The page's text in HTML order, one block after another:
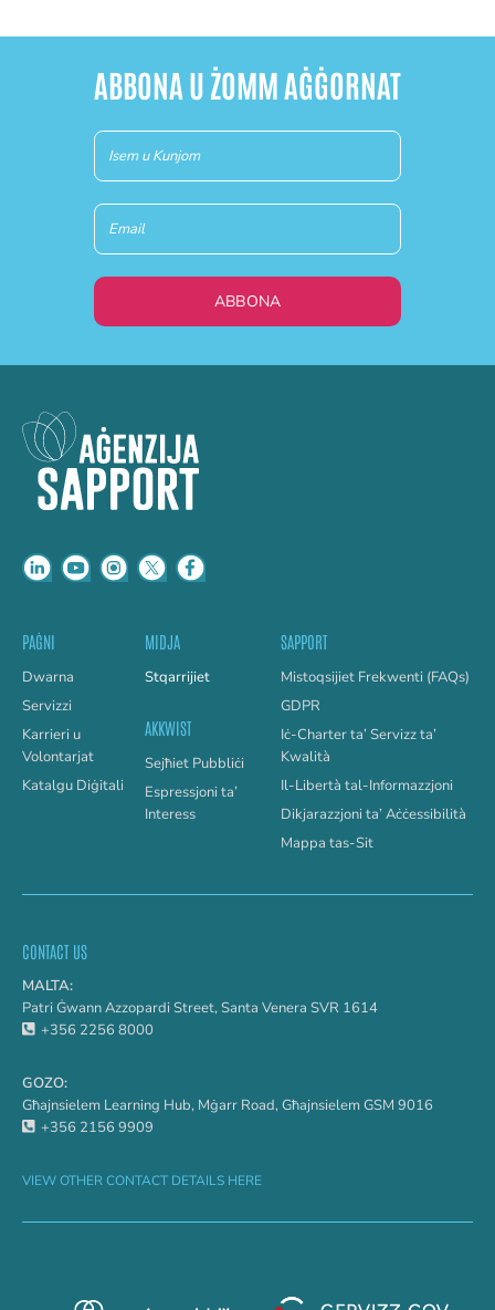
ABBONA U ŻOMM AĠĠORNAT
Newsletter
(MT)
ABBONA
PAĠNI
Dwarna
Servizzi
Karrieri u
Volontarjat
Katalgu Diġitali
MIDJA
Stqarrijiet
AKKWIST
Sejħiet Pubbliċi
Espressjoni ta’
Interess
SAPPORT
Mistoqsijiet Frekwenti (FAQs)
GDPR
Iċ-Charter ta’ Servizz ta’
Kwalità
Il-Libertà tal-Informazzjoni
Dikjarazzjoni ta’ Aċċessibilità
Mappa tas-Sit
CONTACT US
MALTA:
Patri Ġwann Azzopardi Street, Santa Venera SVR 1614
+356 2256 8000
GOZO:
Għajnsielem Learning Hub, Mġarr Road, Għajnsielem GSM 9016
+356 2156 9909
VIEW OTHER CONTACT DETAILS HERE